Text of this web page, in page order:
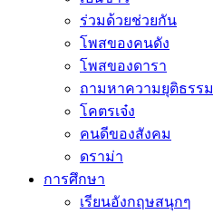
ร่วมด้วยช่วยกัน
โพสของคนดัง
โพสของดารา
ถามหาความยุติธรรม
โคตรเจ๋ง
คนดีของสังคม
ดราม่า
การศึกษา
เรียนอังกฤษสนุกๆ